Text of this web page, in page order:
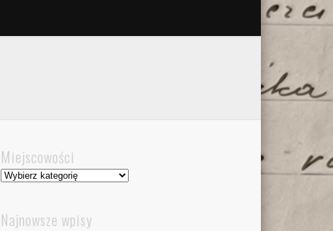
Miejscowości
Miejscowości
Najnowsze wpisy